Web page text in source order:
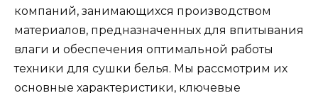
компаний, занимающихся производством
материалов, предназначенных для впитывания
влаги и обеспечения оптимальной работы
техники для сушки белья. Мы рассмотрим их
основные характеристики, ключевые